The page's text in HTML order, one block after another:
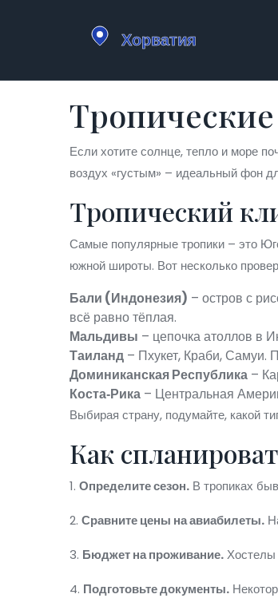
Если хотите солнце, тепло и море
воздух «густым» – идеальный фон
Тропический
Самые популярные тропики – это
южной широты. Вот несколько
Бали (Индонезия) – остров с
всё равно тёплая.
Мальдивы – цепочка атоллов в
Таиланд – Пхукет, Краби, Самуи.
Доминиканская Республика –
Коста‑Рика – Центральная
Выбирая страну, подумайте, какой
Как
1. Определите сезон. В тропиках
2. Сравните цены на авиабилеты.
3. Бюджет на проживание.Хостелы
4. Подготовьте документы.